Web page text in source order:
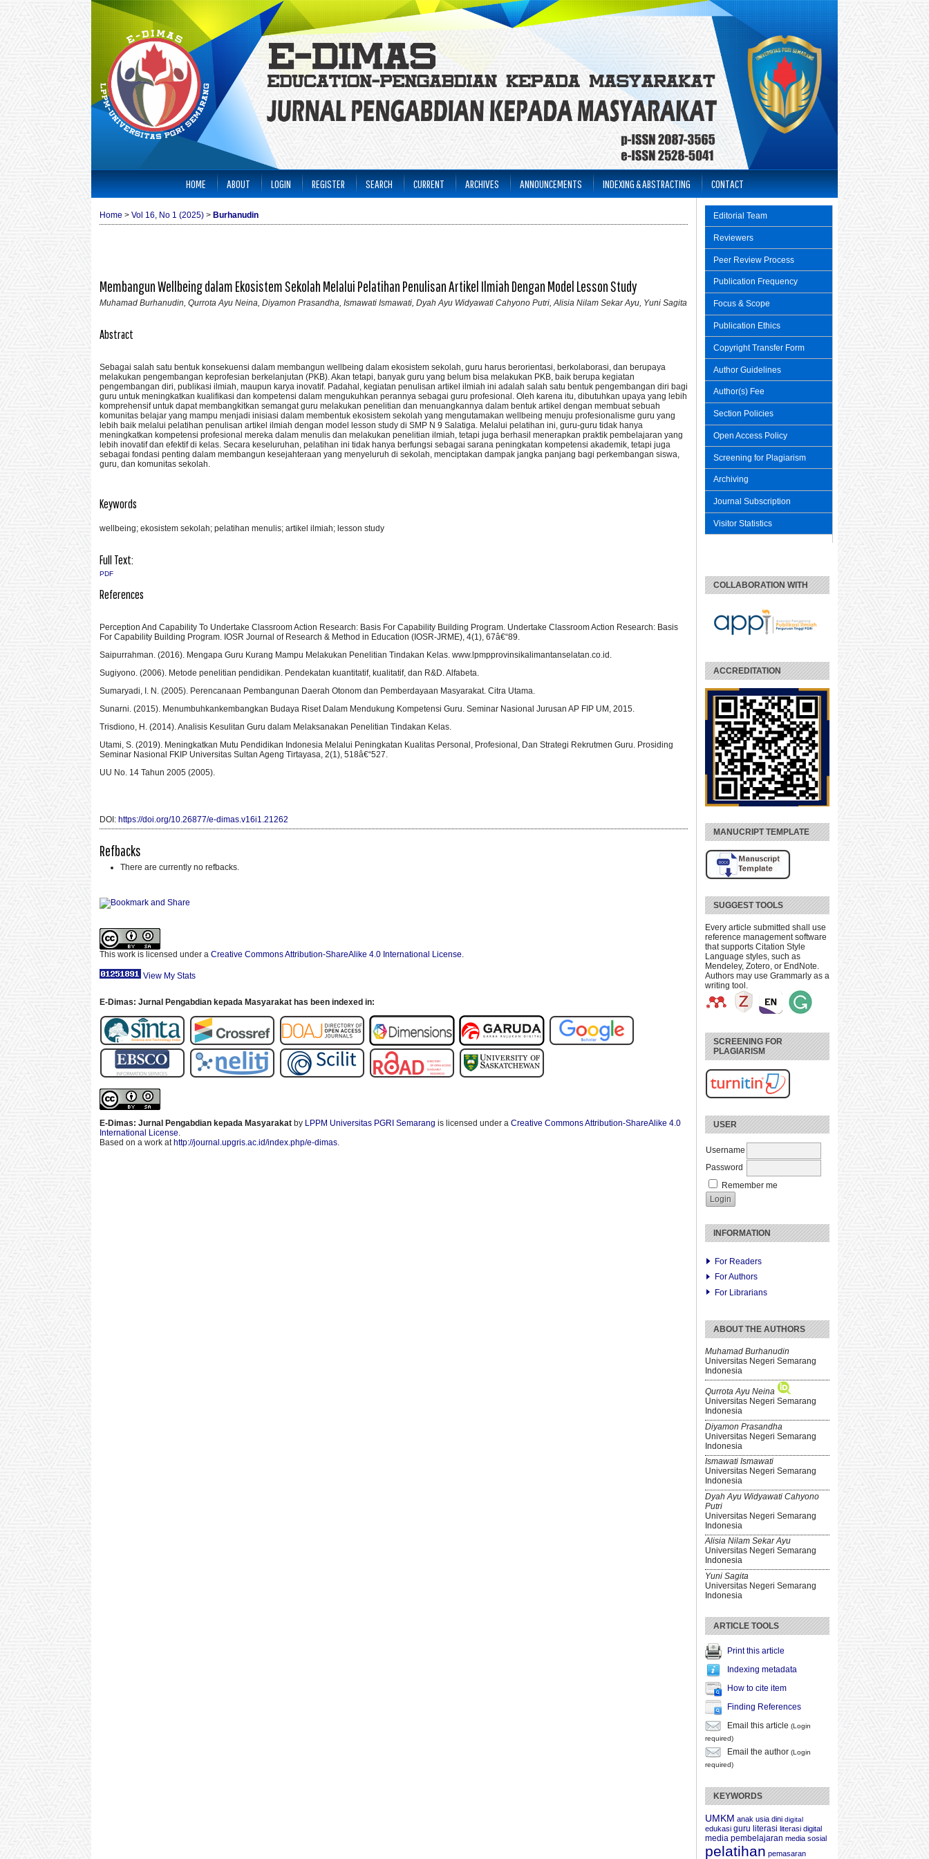
Editorial Team
Reviewers
Peer Review Process
Publication Frequency
Focus & Scope
Publication Ethics
Copyright Transfer Form
Author Guidelines
Author(s) Fee
Section Policies
Open Access Policy
Screening for Plagiarism
Archiving
Journal Subscription
Visitor Statistics
COLLABORATION WITH
ACCREDITATION
MANUCRIPT TEMPLATE
SUGGEST TOOLS
Every article submitted shall use
reference management software
that supports Citation Style
Language styles, such as
Mendeley, Zotero, or EndNote.
Authors may use Grammarly as a
writing tool.
SCREENING FOR
PLAGIARISM
USER
Username
Password
Remember me
INFORMATION
For Readers
For Authors
For Librarians
ABOUT THE AUTHORS
Muhamad Burhanudin
Universitas Negeri Semarang
Indonesia
Qurrota Ayu Neina
Universitas Negeri Semarang
Indonesia
Diyamon Prasandha
Universitas Negeri Semarang
Indonesia
Ismawati Ismawati
Universitas Negeri Semarang
Indonesia
Dyah Ayu Widyawati Cahyono
Putri
Universitas Negeri Semarang
Indonesia
Alisia Nilam Sekar Ayu
Universitas Negeri Semarang
Indonesia
Yuni Sagita
Universitas Negeri Semarang
Indonesia
ARTICLE TOOLS
Print this article
Indexing metadata
How to cite item
Finding References
Email this article (Login
required)
Email the author (Login
required)
KEYWORDS
UMKM anak usia dini digital
edukasi guru literasi literasi digital
media pembelajaran media sosial
pelatihan pemasaran
HOME ABOUT LOGIN REGISTER SEARCH CURRENT ARCHIVES ANNOUNCEMENTS INDEXING & ABSTRACTING CONTACT
Home > Vol 16, No 1 (2025) > Burhanudin
Membangun Wellbeing dalam Ekosistem Sekolah Melalui Pelatihan Penulisan Artikel Ilmiah Dengan Model Lesson Study
Muhamad Burhanudin, Qurrota Ayu Neina, Diyamon Prasandha, Ismawati Ismawati, Dyah Ayu Widyawati Cahyono Putri, Alisia Nilam Sekar Ayu, Yuni Sagita
Abstract
Sebagai salah satu bentuk konsekuensi dalam membangun wellbeing dalam ekosistem sekolah, guru harus berorientasi, berkolaborasi, dan berupaya
melakukan pengembangan keprofesian berkelanjutan (PKB). Akan tetapi, banyak guru yang belum bisa melakukan PKB, baik berupa kegiatan
pengembangan diri, publikasi ilmiah, maupun karya inovatif. Padahal, kegiatan penulisan artikel ilmiah ini adalah salah satu bentuk pengembangan diri bagi
guru untuk meningkatkan kualifikasi dan kompetensi dalam mengukuhkan perannya sebagai guru profesional. Oleh karena itu, dibutuhkan upaya yang lebih
komprehensif untuk dapat membangkitkan semangat guru melakukan penelitian dan menuangkannya dalam bentuk artikel dengan membuat sebuah
komunitas belajar yang mampu menjadi inisiasi dalam membentuk ekosistem sekolah yang mengutamakan wellbeing menuju profesionalisme guru yang
lebih baik melalui pelatihan penulisan artikel ilmiah dengan model lesson study di SMP N 9 Salatiga. Melalui pelatihan ini, guru-guru tidak hanya
meningkatkan kompetensi profesional mereka dalam menulis dan melakukan penelitian ilmiah, tetapi juga berhasil menerapkan praktik pembelajaran yang
lebih inovatif dan efektif di kelas. Secara keseluruhan, pelatihan ini tidak hanya berfungsi sebagai sarana peningkatan kompetensi akademik, tetapi juga
sebagai fondasi penting dalam membangun kesejahteraan yang menyeluruh di sekolah, menciptakan dampak jangka panjang bagi perkembangan siswa,
guru, dan komunitas sekolah.
Keywords
wellbeing; ekosistem sekolah; pelatihan menulis; artikel ilmiah; lesson study
Full Text:
PDF
References
Perception And Capability To Undertake Classroom Action Research: Basis For Capability Building Program. Undertake Classroom Action Research: Basis
For Capability Building Program. IOSR Journal of Research & Method in Education (IOSR-JRME), 4(1), 67â€“89.
Saipurrahman. (2016). Mengapa Guru Kurang Mampu Melakukan Penelitian Tindakan Kelas. www.lpmpprovinsikalimantanselatan.co.id.
Sugiyono. (2006). Metode penelitian pendidikan. Pendekatan kuantitatif, kualitatif, dan R&D. Alfabeta.
Sumaryadi, I. N. (2005). Perencanaan Pembangunan Daerah Otonom dan Pemberdayaan Masyarakat. Citra Utama.
Sunarni. (2015). Menumbuhkankembangkan Budaya Riset Dalam Mendukung Kompetensi Guru. Seminar Nasional Jurusan AP FIP UM, 2015.
Trisdiono, H. (2014). Analisis Kesulitan Guru dalam Melaksanakan Penelitian Tindakan Kelas.
Utami, S. (2019). Meningkatkan Mutu Pendidikan Indonesia Melalui Peningkatan Kualitas Personal, Profesional, Dan Strategi Rekrutmen Guru. Prosiding
Seminar Nasional FKIP Universitas Sultan Ageng Tirtayasa, 2(1), 518â€“527.
UU No. 14 Tahun 2005 (2005).
DOI: https://doi.org/10.26877/e-dimas.v16i1.21262
Refbacks
There are currently no refbacks.
This work is licensed under a Creative Commons Attribution-ShareAlike 4.0 International License.
View My Stats
E-Dimas: Jurnal Pengabdian kepada Masyarakat has been indexed in:
E-Dimas: Jurnal Pengabdian kepada Masyarakat by LPPM Universitas PGRI Semarang is licensed under a Creative Commons Attribution-ShareAlike 4.0
International License.
Based on a work at http://journal.upgris.ac.id/index.php/e-dimas.